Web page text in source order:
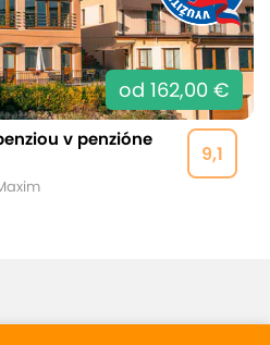
od 162,00 €
9,1
v penzióne